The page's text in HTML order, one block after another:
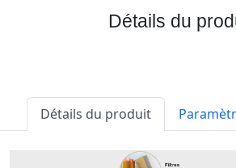
Détails du
Détails du produit